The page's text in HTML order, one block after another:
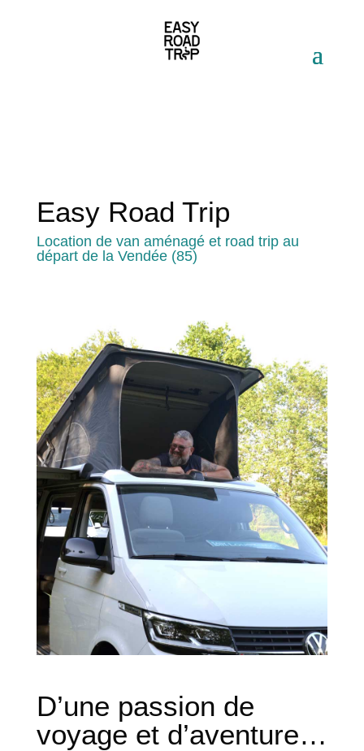
Easy Road Trip
Location de van aménagé et road trip au
départ de la Vendée (85)
D’une passion de
voyage et d’aventure…